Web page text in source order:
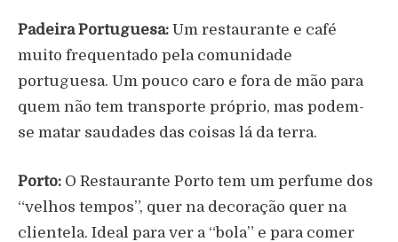
Padeira Portuguesa: Um restaurante e café
muito frequentado pela comunidade
portuguesa. Um pouco caro e fora de mão para
quem não tem transporte próprio, mas podem-
se matar saudades das coisas lá da terra.
Porto: O Restaurante Porto tem um perfume dos
“velhos tempos”, quer na decoração quer na
clientela. Ideal para ver a “bola” e para comer